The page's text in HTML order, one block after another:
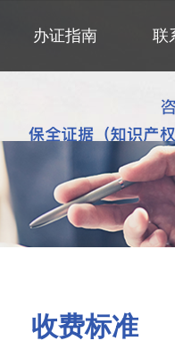
办证指南 联
收费标准